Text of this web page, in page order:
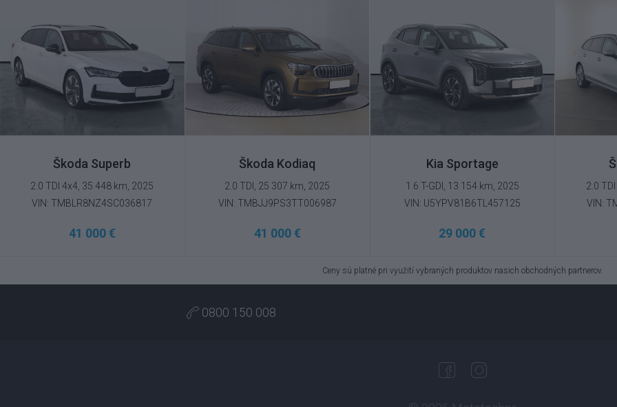
prevezmeme všetky právne záruky.
Škoda Superb
2.0 TDI 4x4, 35 448 km, 2025
VIN: TMBLR8NZ4SC036817
41 000 €
Škoda Kodiaq
2.0 TDI, 25 307 km, 2025
VIN: TMBJJ9PS3TT006987
41 000 €
Kia Sportage
1.6 T-GDI, 13 154 km, 2025
VIN: U5YPV81B6TL457125
29 000 €
2.0
VIN:
Ceny sú platné pri využití vybraných produktov nasich obchodných partnerov.
0800 150 008